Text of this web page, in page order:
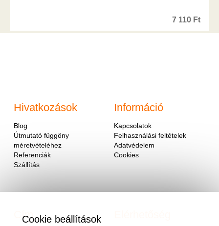
7 110 Ft
Hivatkozások
Blog
Útmutató függöny
méretvételéhez
Referenciák
Szállítás
Információ
Kapcsolatok
Felhasználási feltételek
Adatvédelem
Cookies
Cím
Cookie beállítások